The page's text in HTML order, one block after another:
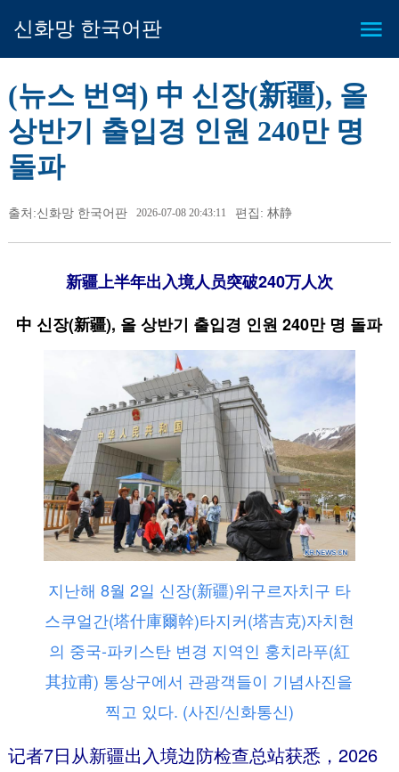
신화망 한국어판
(뉴스 번역) 中 신장(新疆), 올
상반기 출입경 인원 240만 명
돌파
출처:신화망 한국어판 2026-07-08 20:43:11 편집: 林静
新疆上半年出入境人员突破240万人次
中 신장(新疆), 올 상반기 출입경 인원 240만 명 돌파
지난해 8월 2일 신장(新疆)위구르자치구 타
스쿠얼간(塔什庫爾幹)타지커(塔吉克)자치현
의 중국-파키스탄 변경 지역인 훙치라푸(紅
其拉甫) 통상구에서 관광객들이 기념사진을
찍고 있다. (사진/신화통신)
记者7日从新疆出入境边防检查总站获悉，2026